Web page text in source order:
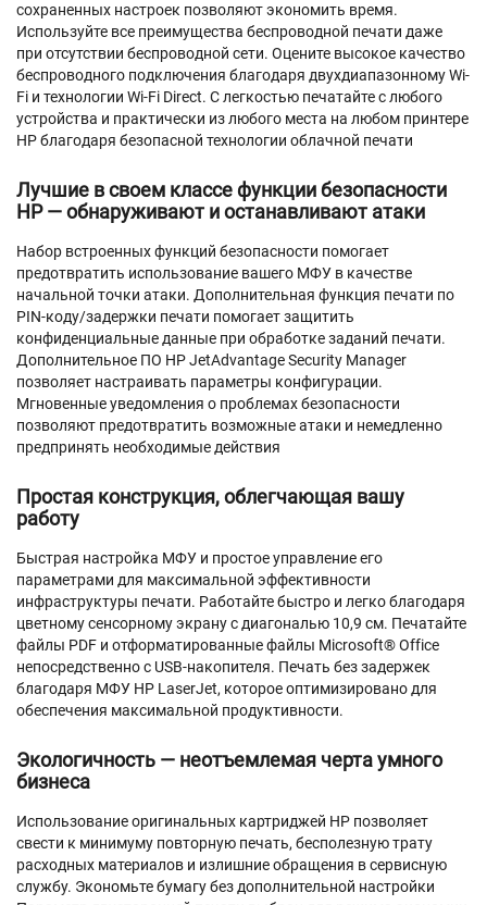
сохраненных настроек позволяют экономить время.
Используйте все преимущества беспроводной печати даже
при отсутствии беспроводной сети. Оцените высокое качество
беспроводного подключения благодаря двухдиапазонному Wi-
Fi и технологии Wi-Fi Direct. С легкостью печатайте с любого
устройства и практически из любого места на любом принтере
HP благодаря безопасной технологии облачной печати
Лучшие в своем классе функции безопасности
HP — обнаруживают и останавливают атаки
Набор встроенных функций безопасности помогает
предотвратить использование вашего МФУ в качестве
начальной точки атаки. Дополнительная функция печати по
PIN-коду/задержки печати помогает защитить
конфиденциальные данные при обработке заданий печати.
Дополнительное ПО HP JetAdvantage Security Manager
позволяет настраивать параметры конфигурации.
Мгновенные уведомления о проблемах безопасности
позволяют предотвратить возможные атаки и немедленно
предпринять необходимые действия
Простая конструкция, облегчающая вашу
работу
Быстрая настройка МФУ и простое управление его
параметрами для максимальной эффективности
инфраструктуры печати. Работайте быстро и легко благодаря
цветному сенсорному экрану с диагональю 10,9 см. Печатайте
файлы PDF и отформатированные файлы Microsoft® Office
непосредственно с USB-накопителя. Печать без задержек
благодаря МФУ HP LaserJet, которое оптимизировано для
обеспечения максимальной продуктивности.
Экологичность — неотъемлемая черта умного
бизнеса
Использование оригинальных картриджей HP позволяет
свести к минимуму повторную печать, бесполезную трату
расходных материалов и излишние обращения в сервисную
службу. Экономьте бумагу без дополнительной настройки